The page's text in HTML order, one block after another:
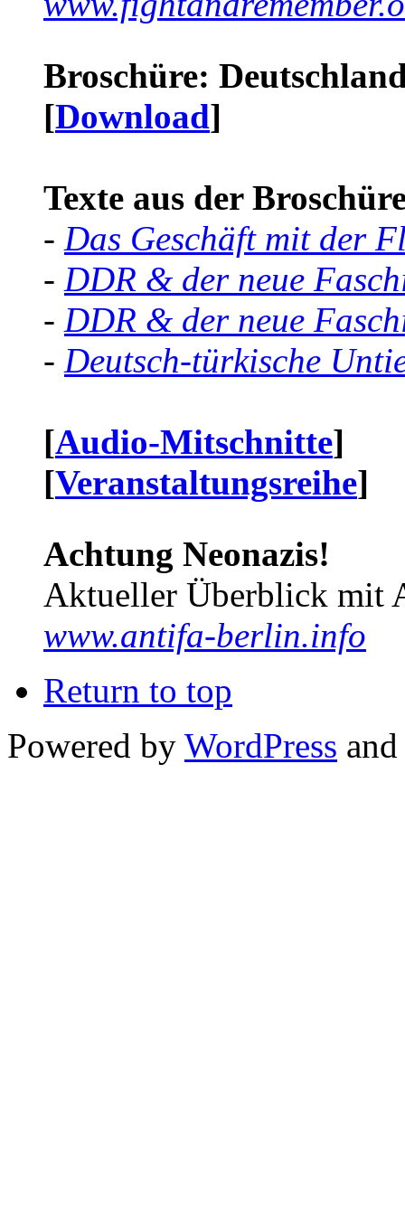
Broschüre:
[Download]
Texte aus der
- Das Geschäft mit der
- DDR & der neue
- DDR & der neue
- Deutsch-türkische
[Audio-Mitschnitte]
[Veranstaltungsreihe]
Achtung Neonazis!
Aktueller Überblick mit
www.antifa-berlin.info
Return to top
Powered by WordPress